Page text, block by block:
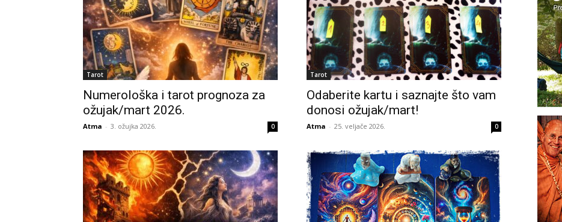
Tarot
Numerološka i tarot prognoza za
ožujak/mart 2026.
Atma - 3. ožujka 2026. 0
Tarot
Odaberite kartu i saznajte što vam
donosi ožujak/mart!
Atma - 25. veljače 2026. 0